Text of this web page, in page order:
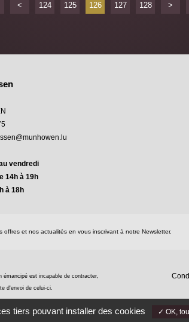
< 124 125 126 127 128 >
vendredi
14h à 19h
à 18h
offres et nos actualités en vous inscrivant à notre Newsletter.
émancipé est incapable de contracter,
d'envoi de celui-ci.
tiers pouvant installer des cookies ✓ OK,